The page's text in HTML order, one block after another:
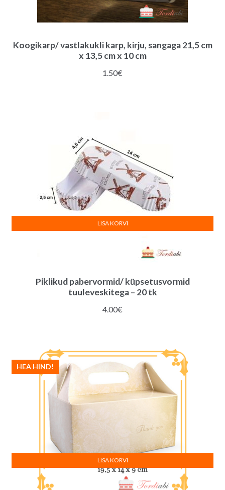
Koogikarp/ vastlakukli karp, kirju, sangaga 21,5 cm
x 13,5 cm x 10 cm
1.50€
Piklikud pabervormid/ küpsetusvormid
tuuleveskitega – 20 tk
4.00€
LISA KORVI
HEA HIND!
LISA KORVI